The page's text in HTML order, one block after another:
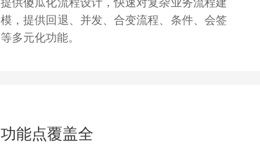
提供傻瓜化流程设计，快速对复杂业务流程建
模，提供回退、并发、合变流程、条件、会签
等多元化功能。
功能点覆盖全